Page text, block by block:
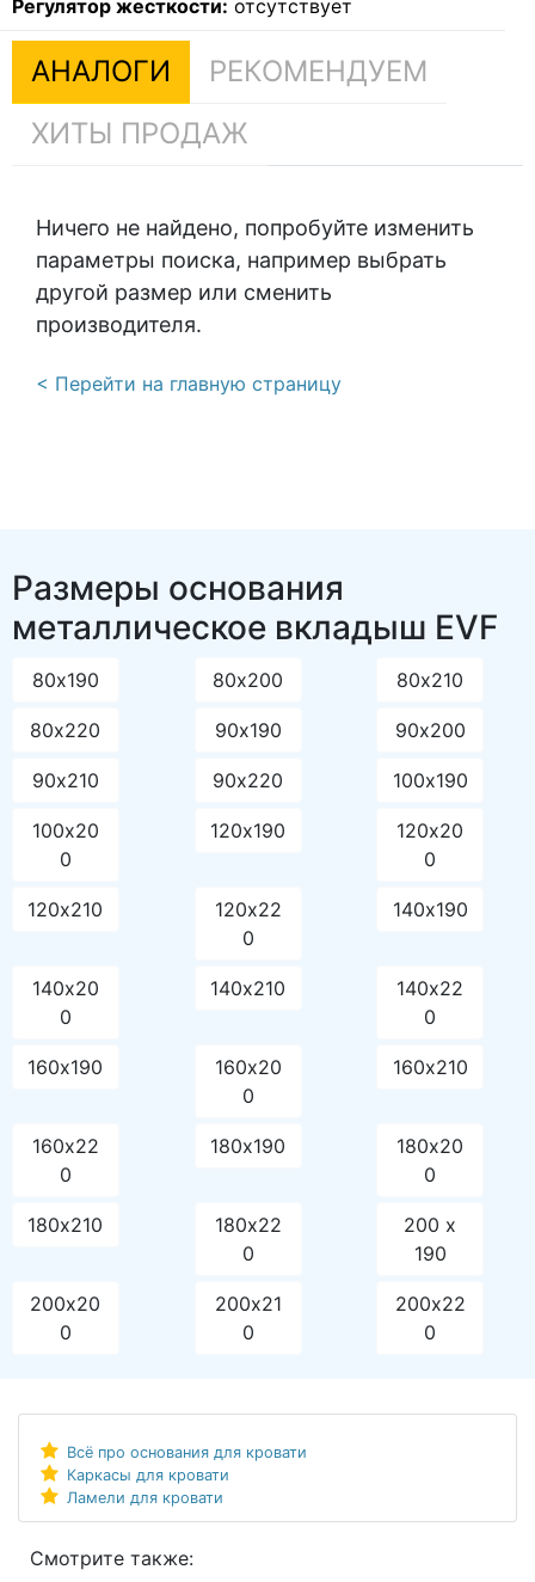
Регулятор жесткости: отсутствует
АНАЛОГИ
РЕКОМЕНДУЕМ
ХИТЫ ПРОДАЖ
Ничего не найдено, попробуйте изменить
параметры поиска, например выбрать
другой размер или сменить
производителя.
< Перейти на главную страницу
Размеры основания
металлическое вкладыш EVF
80х190 80х200 80х210
80х220 90х190 90х200
90х210 90х220 100х190
100х20
0
120х190
120х20
0
120х210
120х22
0
140х190
140х20
0
140х210
140х22
0
160х190
160х20
0
160х210
160х22
0
180х190
180х20
0
180х210
180х22
0
200 x
190
200х20
0
200х21
0
200х22
0
Всё про основания для кровати
Каркасы для кровати
Ламели для кровати
Смотрите также: